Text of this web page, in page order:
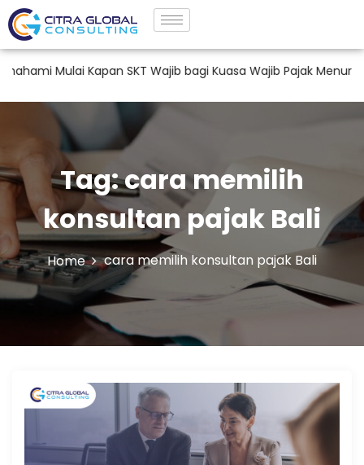
Mulai Kapan SKT Wajib bagi Kuasa Wajib Pajak Menurut
Tag:cara memilih
konsultan pajak Bali
Home cara memilih konsultan pajak Bali